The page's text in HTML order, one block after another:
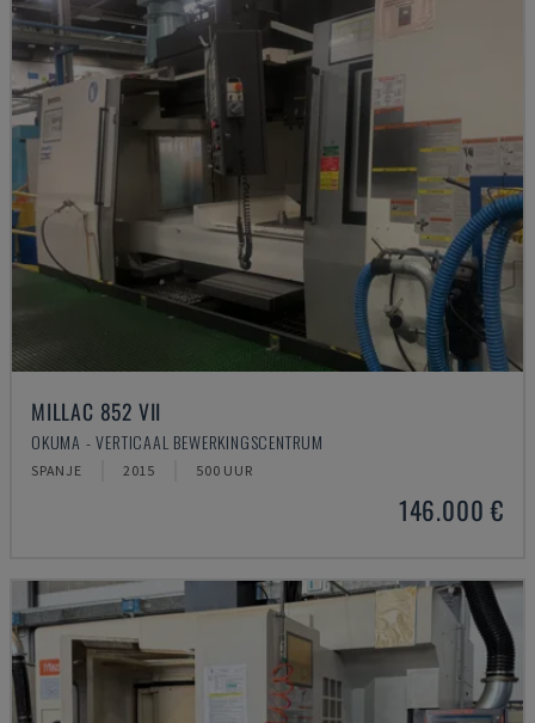
MILLAC 852 VII
OKUMA - VERTICAAL BEWERKINGSCENTRUM
SPANJE 2015 500 UUR
146.000 €